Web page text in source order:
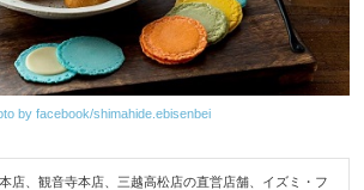
by facebook/shimahide.ebisenbei
店、観音寺本店、三越高松店の直営店舗、イズミ・フ